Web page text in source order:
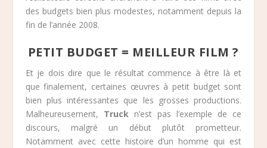
des budgets bien plus modestes, notamment depuis la
fin de l’année 2008.
PETIT BUDGET = MEILLEUR FILM ?
Et je dois dire que le résultat commence à être là et
que finalement, certaines œuvres à petit budget sont
bien plus intéressantes que les grosses productions.
Malheureusement, Truckn’est pas l’exemple de ce
discours, malgré un début plutôt prometteur.
Notamment avec cette histoire d’un homme qui est